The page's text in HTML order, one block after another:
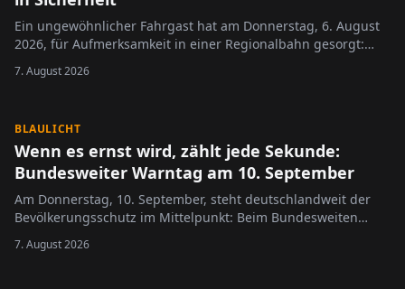
Ein ungewöhnlicher Fahrgast hat am Donnerstag, 6. August
2026, für Aufmerksamkeit in einer Regionalbahn gesorgt:
sie das Tier am Vormittag mutmaßlich flugunfähig auf einem
7. August 2026
BLAULICHT
Wenn es ernst wird, zählt jede Sekunde:
Bundesweiter Warntag am 10. September
Am Donnerstag, 10. September, steht deutschlandweit der
Bevölkerungsschutz im Mittelpunkt: Beim Bundesweiten
ihre Warnsysteme für Krisen- und Katastrophenfälle.
7. August 2026